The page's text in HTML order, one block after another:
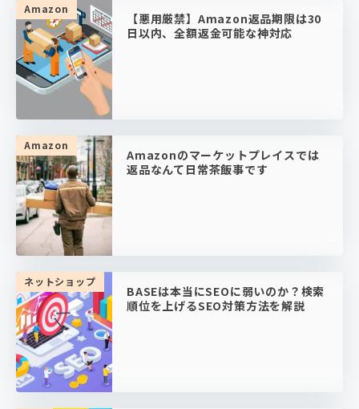
Amazon
【悪用厳禁】Amazon返品期限は30
日以内、全額返金可能な神対応
Amazon
Amazonのマーケットプレイスでは
返品なんて日常茶飯事です
ネットショップ
BASEは本当にSEOに弱いのか？検索
順位を上げるSEO対策方法を解説